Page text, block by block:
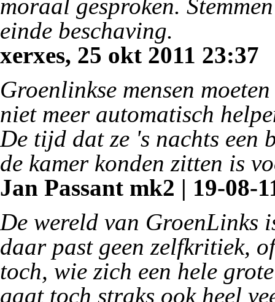
moraal gesproken.
einde beschaving.
xerxes, 25 okt 2011 23:37
Groenlinkse mensen
niet meer automatisch
De tijd dat ze 's nachts een
de kamer konden zitten is
Jan Passant mk2 | 19-08-
De wereld van GroenLinks
daar past geen zelfkritiek,
toch, wie zich een hele
gaat toch straks ook heel